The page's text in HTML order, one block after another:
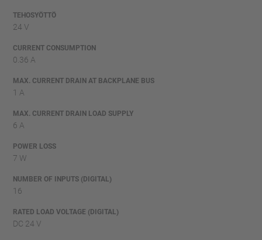
TEHOSYÖTTÖ
24 V
CURRENT CONSUMPTION
0.36 A
MAX. CURRENT DRAIN AT BACKPLANE BUS
1 A
MAX. CURRENT DRAIN LOAD SUPPLY
6 A
POWER LOSS
7 W
NUMBER OF INPUTS (DIGITAL)
16
RATED LOAD VOLTAGE (DIGITAL)
DC 24 V